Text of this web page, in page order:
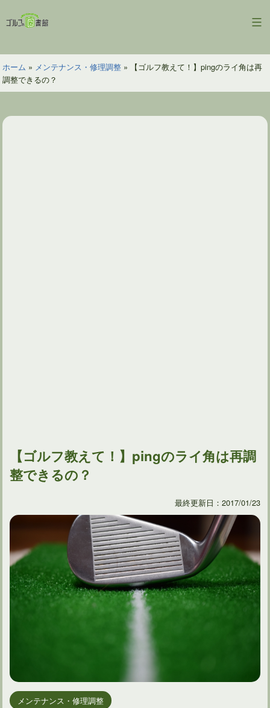
ン
ツ
へ
ス
ッ
ゴ
フ
の
図
ホーム » メンテナンス・修理調整»
【ゴルフ教えて！】pingのライ角は再
調整できるの？
【ゴルフ教えて！】pingのライ角は再調
整できるの？
最終更新日：2017/01/23
メンテナンス・修理調整